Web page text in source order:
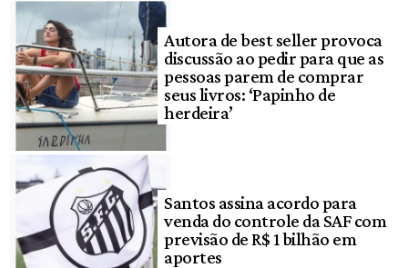
Autora de best seller provoca
discussão ao pedir para que as
pessoas parem de comprar
seus livros: ‘Papinho de
herdeira’
Santos assina acordo para
venda do controle da SAF com
previsão de R$ 1 bilhão em
aportes